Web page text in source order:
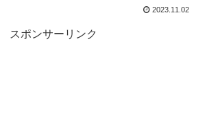
2023.11.02
スポンサーリンク